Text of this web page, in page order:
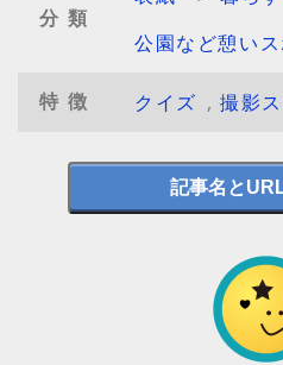
分類
公園など憩いス
特徴 クイズ ,撮影
記事名と